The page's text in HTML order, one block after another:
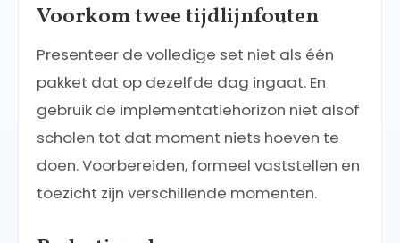
Voorkom twee tijdlijnfouten
Presenteer de volledige set niet als één
pakket dat op dezelfde dag ingaat. En
gebruik de implementatiehorizon niet alsof
scholen tot dat moment niets hoeven te
doen. Voorbereiden, formeel vaststellen en
toezicht zijn verschillende momenten.